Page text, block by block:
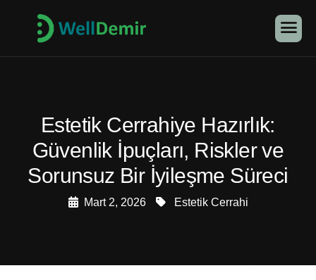
Estetik Cerrahiye Hazırlık:
Güvenlik İpuçları, Riskler ve
Sorunsuz Bir İyileşme Süreci
Mart 2, 2026 Estetik Cerrahi